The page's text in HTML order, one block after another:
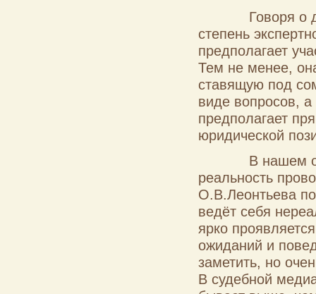
Говоря о
степень
предполагает
Тем не менее,
ставящую под
виде вопросов,
предполагает
юридической
В нашем
реальность
О.В.Леонтьева
ведёт себя
ярко
ожиданий и
заметить, но
В судебной